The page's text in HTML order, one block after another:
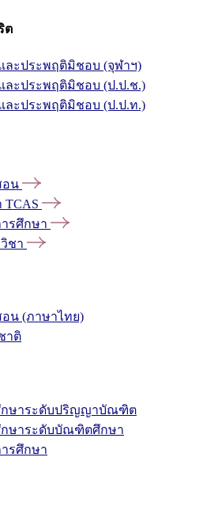
ต
ละประพฤติมิชอบ (จุฬาฯ)
ละประพฤติมิชอบ (ป.ป.ช.)
ละประพฤติมิชอบ (ป.ป.ท.)
อน
TCAS
รศึกษา
ชา
น (ภาษาไทย)
าติ
กษาระดับปริญญาบัณฑิต
กษาระดับบัณฑิตศึกษา
รศึกษา